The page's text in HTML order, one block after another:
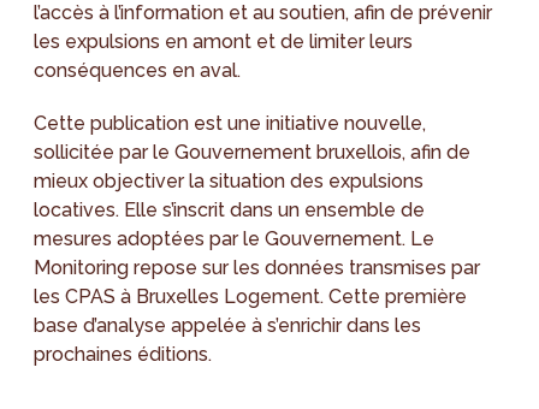
l’accès à l’information et au soutien, afin de prévenir
les expulsions en amont et de limiter leurs
conséquences en aval.
Cette publication est une initiative nouvelle,
sollicitée par le Gouvernement bruxellois, afin de
mieux objectiver la situation des expulsions
locatives. Elle s’inscrit dans un ensemble de
mesures adoptées par le Gouvernement. Le
Monitoring repose sur les données transmises par
les CPAS à Bruxelles Logement. Cette première
base d’analyse appelée à s’enrichir dans les
prochaines éditions.